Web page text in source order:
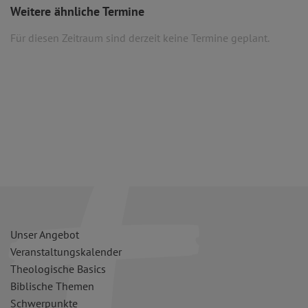
Weitere ähnliche Termine
Für diesen Zeitraum sind derzeit keine Termine geplant.
Unser Angebot
Veranstaltungskalender
Theologische Basics
Biblische Themen
Schwerpunkte